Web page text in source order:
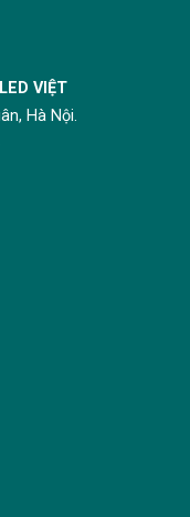
VIỆT
Hà Nội.